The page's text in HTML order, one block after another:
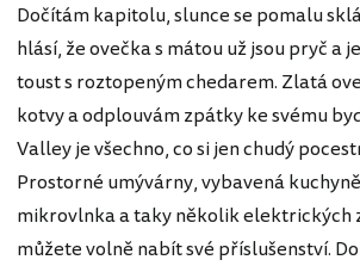
Dočítám kapitolu, slunce se pomalu
hlásí, že ovečka s mátou už jsou pryč a
toust s roztopeným chedarem. Zlatá
kotvy a odplouvám zpátky ke svému
Valley je všechno, co si jen chudý
Prostorné umývárny, vybavená
mikrovlnka a taky několik elektrických
můžete volně nabít své příslušenství.